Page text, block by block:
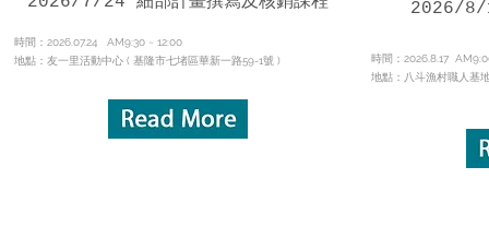
時間：2026.07.24 AM9:30 ~ 12:00
​地點：友一里活動中心 ( 基隆市七堵區華新一路59-1號 )
2026/8/
時間：2026.8.17
地點：八斗漁村職人基